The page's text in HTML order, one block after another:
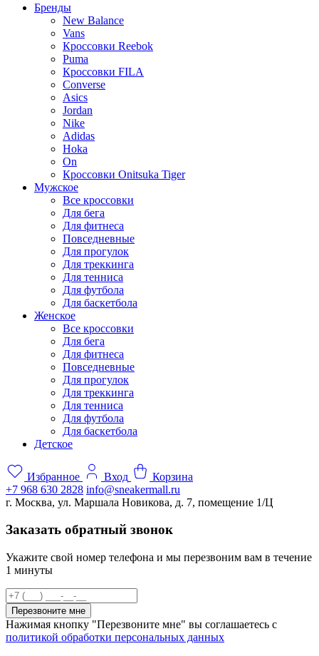
Бренды
New Balance
Vans
Кроссовки Reebok
Puma
Кроссовки FILA
Converse
Asics
Jordan
Nike
Adidas
Hoka
On
Кроссовки Onitsuka Tiger
Мужское
Все кроссовки
Для бега
Для фитнеса
Повседневные
Для прогулок
Для треккинга
Для тенниса
Для футбола
Для баскетбола
Женское
Все кроссовки
Для бега
Для фитнеса
Повседневные
Для прогулок
Для треккинга
Для тенниса
Для футбола
Для баскетбола
Детское
Избранное Вход
Корзина
+7 968 630 2828 info@sneakermall.ru
г. Москва, ул. Маршала Новикова, д. 7, помещение 1/Ц
Заказать обратный звонок
Укажите свой номер телефона и мы перезвоним вам в течение
1 минуты
Перезвоните мне
Нажимая кнопку "Перезвоните мне" вы соглашаетесь с
политикой обработки персональных данных